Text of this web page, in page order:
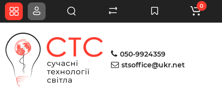
050-9924359
stsoffice@ukr.net
0